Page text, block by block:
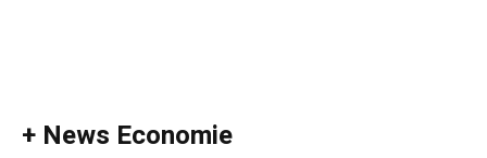
+ News Economie